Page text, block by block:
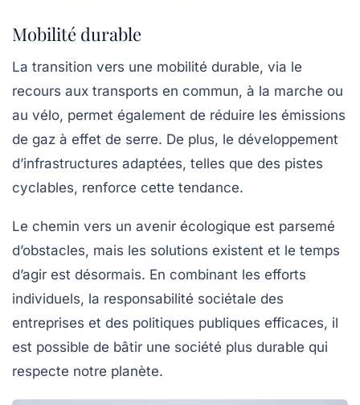
Mobilité durable
La transition vers une mobilité durable, via le
recours aux transports en commun, à la marche ou
au vélo, permet également de réduire les émissions
de gaz à effet de serre. De plus, le développement
d’infrastructures adaptées, telles que des pistes
cyclables, renforce cette tendance.
Le chemin vers un avenir écologique est parsemé
d’obstacles, mais les solutions existent et le temps
d’agir est désormais. En combinant les efforts
individuels, la responsabilité sociétale des
entreprises et des politiques publiques efficaces, il
est possible de bâtir une société plus durable qui
respecte notre planète.